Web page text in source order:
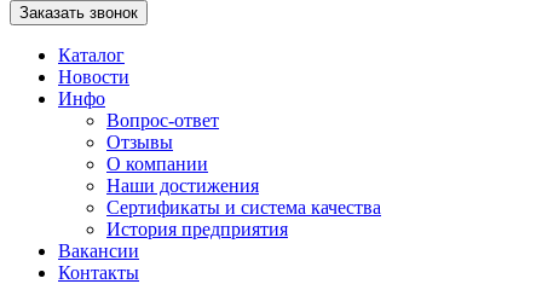
Заказать звонок
Каталог
Новости
Инфо
Вопрос-ответ
Отзывы
О компании
Наши достижения
Сертификаты и система качества
История предприятия
Вакансии
Контакты